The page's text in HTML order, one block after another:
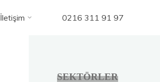
İletişim 0216 311 91 97
SEKTÖRLER